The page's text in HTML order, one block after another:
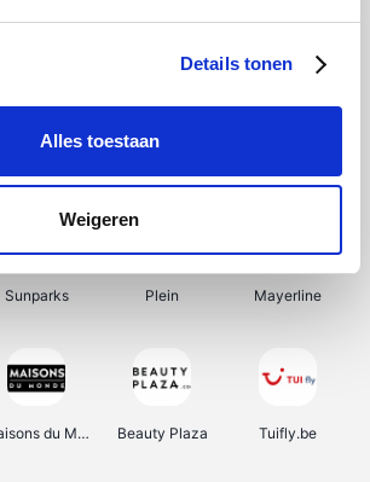
Details tonen
Alles toestaan
Weigeren
Shein Bergfreunde Smartwatchbanden
Sunparks Plein Mayerline
Maisons du Monde Beauty Plaza Tuifly.be